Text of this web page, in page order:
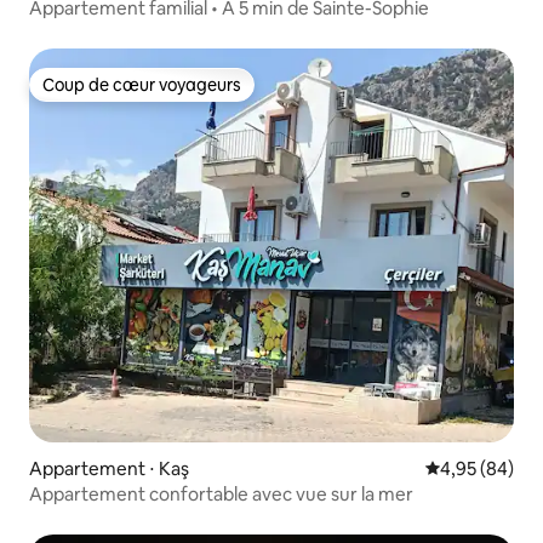
Appartement familial • À 5 min de Sainte-Sophie
Coup de cœur voyageurs
Coup de cœur voyageurs
Appartement ⋅ Kaş Évaluation
4,95 (84)
Appartement confortable avec vue sur la mer